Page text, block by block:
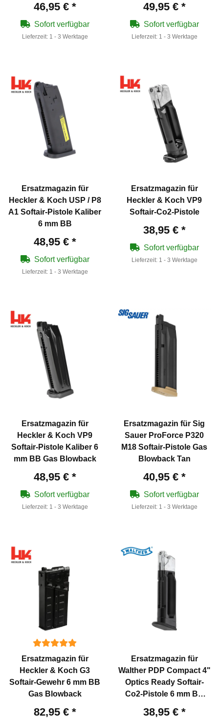
46,95 € *
Sofort verfügbar
Lieferzeit: 1 - 3 Werktage
49,95 € *
Sofort verfügbar
Lieferzeit: 1 - 3 Werktage
Ersatzmagazin für
Heckler & Koch USP / P8
A1 Softair-Pistole Kaliber
6 mm BB
48,95 € *
Sofort verfügbar
Lieferzeit: 1 - 3 Werktage
Ersatzmagazin für
Heckler & Koch VP9
Softair-Co2-Pistole
38,95 € *
Sofort verfügbar
Lieferzeit: 1 - 3 Werktage
Ersatzmagazin für
Heckler & Koch VP9
Softair-Pistole Kaliber 6
mm BB Gas Blowback
48,95 € *
Sofort verfügbar
Lieferzeit: 1 - 3 Werktage
Ersatzmagazin für Sig
Sauer ProForce P320
M18 Softair-Pistole Gas
Blowback Tan
40,95 € *
Sofort verfügbar
Lieferzeit: 1 - 3 Werktage
Ersatzmagazin für
Heckler & Koch G3
Softair-Gewehr 6 mm BB
Gas Blowback
82,95 € *
Ersatzmagazin für
Walther PDP Compact 4"
Optics Ready Softair-
Co2-Pistole 6 mm BB
38,95 € *